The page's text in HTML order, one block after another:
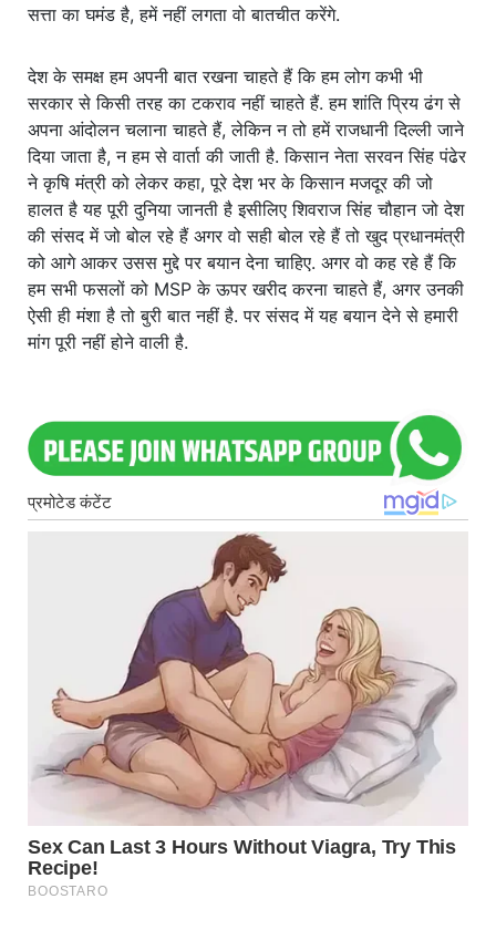
सत्ता का घमंड है, हमें नहीं लगता वो बातचीत करेंगे.
देश के समक्ष हम अपनी बात रखना चाहते हैं कि हम लोग कभी भी
सरकार से किसी तरह का टकराव नहीं चाहते हैं. हम शांति प्रिय ढंग से
अपना आंदोलन चलाना चाहते हैं, लेकिन न तो हमें राजधानी दिल्ली जाने
दिया जाता है, न हम से वार्ता की जाती है. किसान नेता सरवन सिंह पंढेर
ने कृषि मंत्री को लेकर कहा, पूरे देश भर के किसान मजदूर की जो
हालत है यह पूरी दुनिया जानती है इसीलिए शिवराज सिंह चौहान जो देश
की संसद में जो बोल रहे हैं अगर वो सही बोल रहे हैं तो खुद प्रधानमंत्री
को आगे आकर उसस मुद्दे पर बयान देना चाहिए. अगर वो कह रहे हैं कि
हम सभी फसलों को MSP के ऊपर खरीद करना चाहते हैं, अगर उनकी
ऐसी ही मंशा है तो बुरी बात नहीं है. पर संसद में यह बयान देने से हमारी
मांग पूरी नहीं होने वाली है.